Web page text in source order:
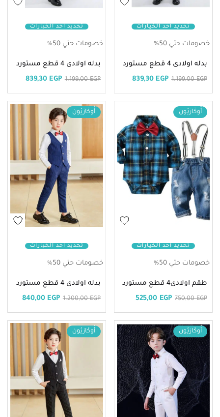
تحديد أحد الخيارات
خصومات حتي 50%
بدله اولادى 4 قطع مستورد
1.199,00EGP
839,30 EGP
تحديد أحد الخيارات
خصومات حتي 50%
بدله اولادى 4 قطع مستورد
1.199,00EGP
839,30 EGP
تحديد أحد الخيارات
أُوكَازيُون
خصومات حتي 50%
طقم اولادى4 قطع مستورد
750,00EGP
525,00 EGP
تحديد أحد الخيارات
أُوكَازيُون
خصومات حتي 50%
بدله اولادى 4 قطع مستورد
1.200,00EGP
840,00 EGP
أُوكَازيُون أُوكَازيُون